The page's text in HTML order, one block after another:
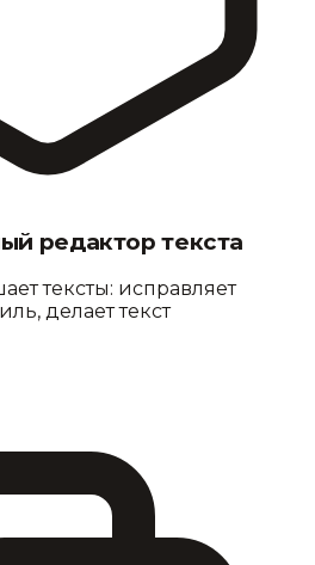
редактор текста
тексты: исправляет
делает текст